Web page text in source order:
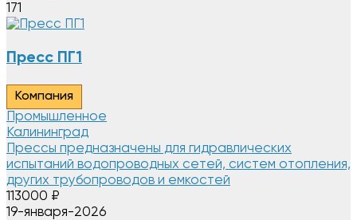
171
Пресс ПГ1
Компания
Промышленное
Калининград
Прессы предназначены для гидравлических
испытаний водопроводных сетей, систем отопления,
других трубопроводов и емкостей
113000 ₽
19-января-2026